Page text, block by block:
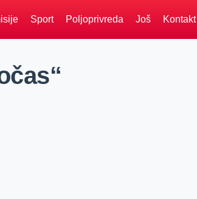
Sport Poljoprivreda Još Kontakt